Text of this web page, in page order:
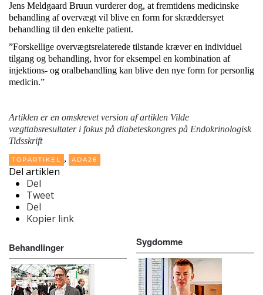
Jens Meldgaard Bruun vurderer dog, at fremtidens medicinske
behandling af overvægt vil blive en form for skræddersyet
behandling til den enkelte patient.
”Forskellige overvægtsrelaterede tilstande kræver en individuel
tilgang og behandling, hvor for eksempel en kombination af
injektions- og oralbehandling kan blive den nye form for personlig
medicin.”
Artiklen er en omskrevet version af artiklen Vilde
vægttabsresultater i fokus på diabeteskongres på Endokrinologisk
Tidsskrift
TOPARTIKEL , ADA26
Del artiklen
Del
Tweet
Del
Kopier link
Behandlinger Sygdomme